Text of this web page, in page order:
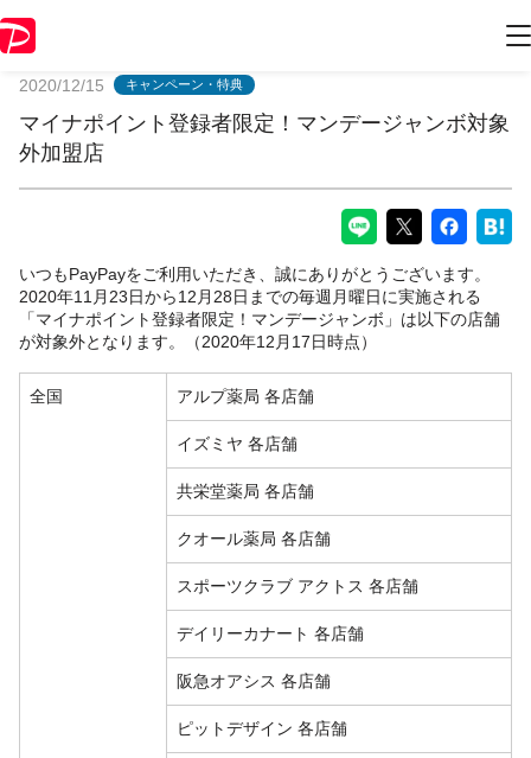
2020/12/15 キャンペーン・特典
マイナポイント登録者限定！マンデージャンボ対象
外加盟店
いつもPayPayをご利用いただき、誠にありがとうございます。
2020年11月23日から12月28日までの毎週月曜日に実施される
「マイナポイント登録者限定！マンデージャンボ」は以下の店舗
が対象外となります。（2020年12月17日時点）
全国 アルプ薬局 各店舗
イズミヤ 各店舗
共栄堂薬局 各店舗
クオール薬局 各店舗
スポーツクラブ アクトス 各店舗
デイリーカナート 各店舗
阪急オアシス 各店舗
ピットデザイン 各店舗